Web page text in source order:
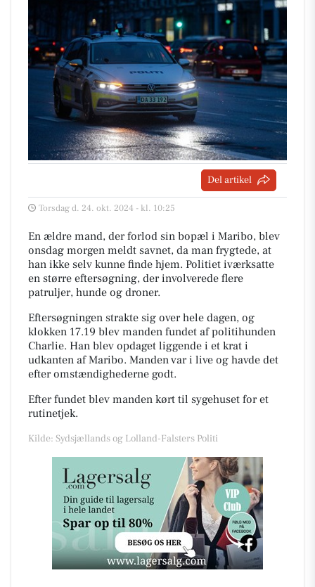
Del artikel
Torsdag d. 24. okt. 2024 - kl. 10:25
En ældre mand, der forlod sin bopæl i Maribo, blev
onsdag morgen meldt savnet, da man frygtede, at
han ikke selv kunne finde hjem. Politiet iværksatte
en større eftersøgning, der involverede flere
patruljer, hunde og droner.
Eftersøgningen strakte sig over hele dagen, og
klokken 17.19 blev manden fundet af politihunden
Charlie. Han blev opdaget liggende i et krat i
udkanten af Maribo. Manden var i live og havde det
efter omstændighederne godt.
Efter fundet blev manden kørt til sygehuset for et
rutinetjek.
Kilde: Sydsjællands og Lolland-Falsters Politi